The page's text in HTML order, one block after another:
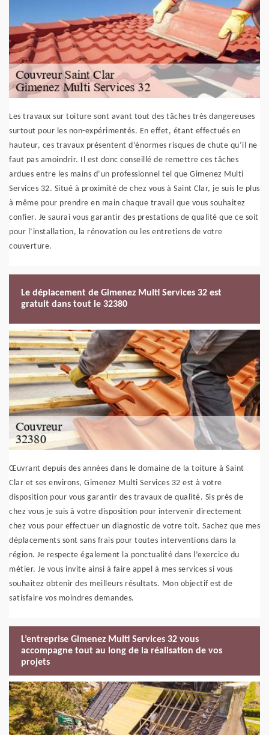
Les travaux sur toiture sont avant tout des tâches très dangereuses
surtout pour les non-expérimentés. En effet, étant effectués en
hauteur, ces travaux présentent d’énormes risques de chute qu’il ne
faut pas amoindrir. Il est donc conseillé de remettre ces tâches
ardues entre les mains d’un professionnel tel que Gimenez Multi
Services 32. Situé à proximité de chez vous à Saint Clar, je suis le plus
à même pour prendre en main chaque travail que vous souhaitez
confier. Je saurai vous garantir des prestations de qualité que ce soit
pour l’installation, la rénovation ou les entretiens de votre
couverture.
Le déplacement de Gimenez Multi Services 32 est
gratuit dans tout le 32380
Œuvrant depuis des années dans le domaine de la toiture à Saint
Clar et ses environs, Gimenez Multi Services 32 est à votre
disposition pour vous garantir des travaux de qualité. Sis près de
chez vous je suis à votre disposition pour intervenir directement
chez vous pour effectuer un diagnostic de votre toit. Sachez que mes
déplacements sont sans frais pour toutes interventions dans la
région. Je respecte également la ponctualité dans l’exercice du
métier. Je vous invite ainsi à faire appel à mes services si vous
souhaitez obtenir des meilleurs résultats. Mon objectif est de
satisfaire vos moindres demandes.
L’entreprise Gimenez Multi Services 32 vous
accompagne tout au long de la réalisation de vos
projets